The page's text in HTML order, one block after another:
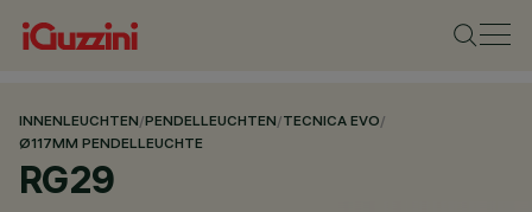
INNENLEUCHTEN/PENDELLEUCHTEN/TECNICA EVO/
Ø117MM PENDELLEUCHTE
RG29